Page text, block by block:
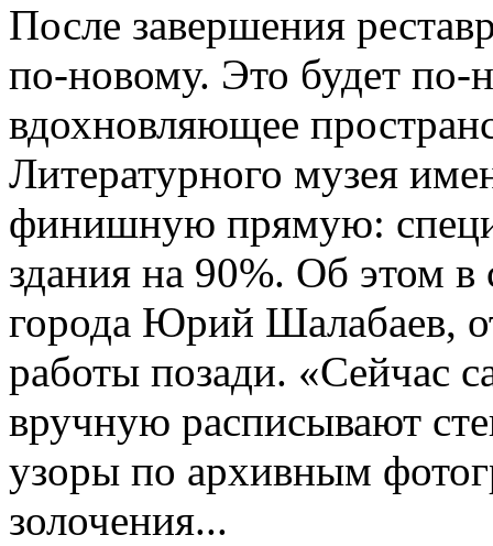
После завершения
по-новому. Это будет
вдохновляющее
Литературного музея
финишную прямую:
здания на 90%. Об этом в
города Юрий Шалабаев,
работы позади. «Сейчас
вручную расписывают
узоры по архивным
золочения...